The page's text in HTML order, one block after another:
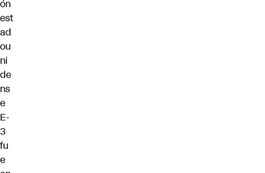
ón
est
ad
ou
ni
de
ns
e
E-
3
fu
e